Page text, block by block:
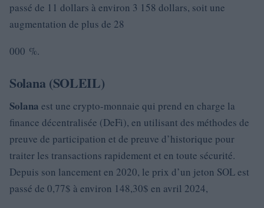
passé de 11 dollars à environ 3 158 dollars, soit une
augmentation de plus de 28
000 %.
Solana (SOLEIL)
Solana est une crypto-monnaie qui prend en charge la
finance décentralisée (DeFi), en utilisant des méthodes de
preuve de participation et de preuve d’historique pour
traiter les transactions rapidement et en toute sécurité.
Depuis son lancement en 2020, le prix d’un jeton SOL est
passé de 0,77$ à environ 148,30$ en avril 2024,